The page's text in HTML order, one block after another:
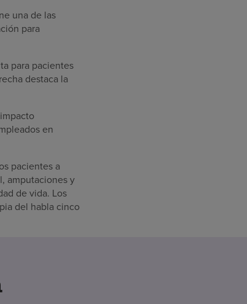
una de las
para
para pacientes
destaca la
en
pacientes a
amputaciones y
de vida. Los
del habla cinco